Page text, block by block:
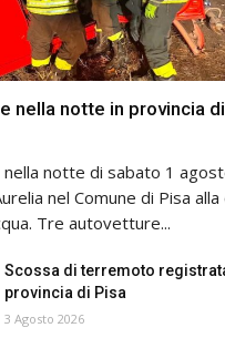
nella notte in provincia
notte di sabato 1
nel Comune di Pisa alla
Tre autovetture...
Scossa di terremoto
provincia di Pisa
3 Agosto 2026